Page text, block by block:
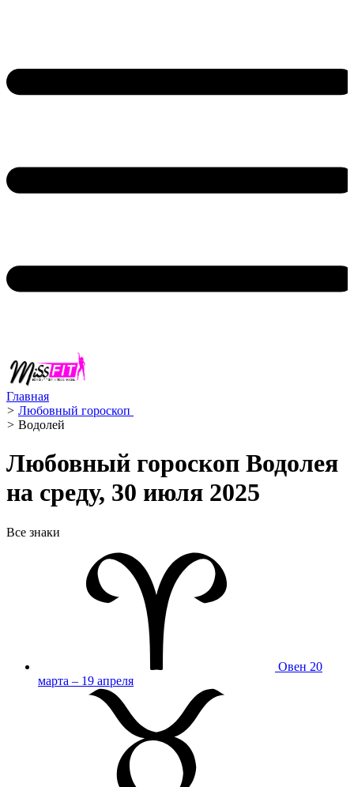
Главная
> Любовный гороскоп ️
> Водолей ️
Любовный гороскоп Водолея
на среду, 30 июля 2025
Все знаки
Овен 20
марта – 19 апреля